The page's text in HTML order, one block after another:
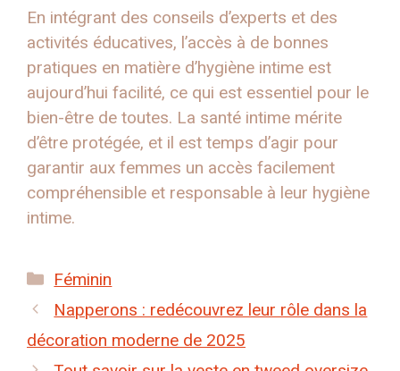
En intégrant des conseils d’experts et des
activités éducatives, l’accès à de bonnes
pratiques en matière d’hygiène intime est
aujourd’hui facilité, ce qui est essentiel pour le
bien-être de toutes. La santé intime mérite
d’être protégée, et il est temps d’agir pour
garantir aux femmes un accès facilement
compréhensible et responsable à leur hygiène
intime.
Catégories
Féminin
Napperons : redécouvrez leur rôle dans la
décoration moderne de 2025